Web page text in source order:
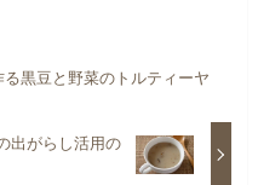
黒豆と野菜のトルティーヤ
出がらし活用の